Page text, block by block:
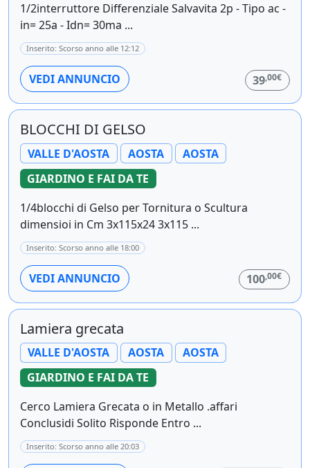
1/2interruttore Differenziale Salvavita 2p - Tipo ac -
in= 25a - Idn= 30ma ...
Inserito: Scorso anno alle 12:12
VEDI ANNUNCIO 39,00€
BLOCCHI DI GELSO
VALLE D'AOSTA AOSTA
AOSTA
GIARDINO E FAI DA TE
1/4blocchi di Gelso per Tornitura o Scultura
dimensioi in Cm 3x115x24 3x115 ...
Inserito: Scorso anno alle 18:00
VEDI ANNUNCIO 100,00€
Lamiera grecata
VALLE D'AOSTA AOSTA
AOSTA
GIARDINO E FAI DA TE
Cerco Lamiera Grecata o in Metallo .affari
Conclusidi Solito Risponde Entro ...
Inserito: Scorso anno alle 20:03